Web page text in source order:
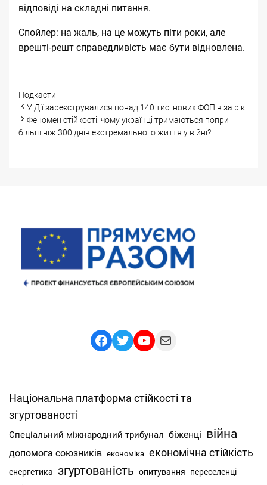
відповіді на складні питання.
Спойлер: на жаль, на це можуть піти роки, але
врешті-решт справедливість має бути відновлена.
Categories
Подкасти
Post
navigation
У Дії зареєструвалися понад 140 тис. нових ФОПів за рік
Феномен стійкості: чому українці тримаються попри
більш ніж 300 днів екстремального життя у війні?
Facebook
TwitterYouTube
Mail
Національна платформа стійкості та
згуртованості
Спеціальний міжнародний трибунал біженці війна
допомога союзників економіка економічна стійкість
енергетика згуртованість опитування переселенці